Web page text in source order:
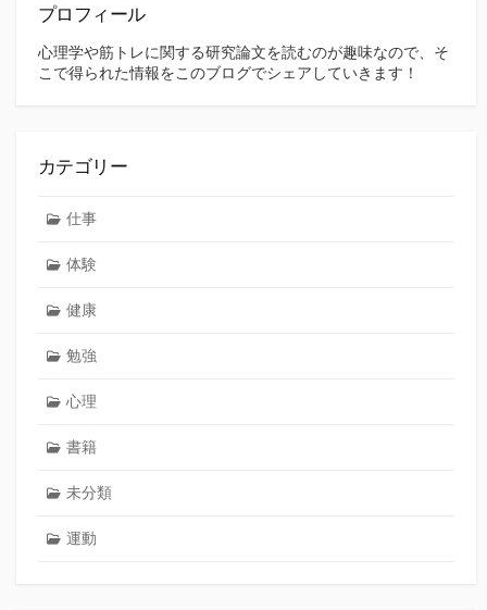
プロフィール
心理学や筋トレに関する研究論文を読むのが趣味なので、そ
こで得られた情報をこのブログでシェアしていきます！
カテゴリー
仕事
体験
健康
勉強
心理
書籍
未分類
運動